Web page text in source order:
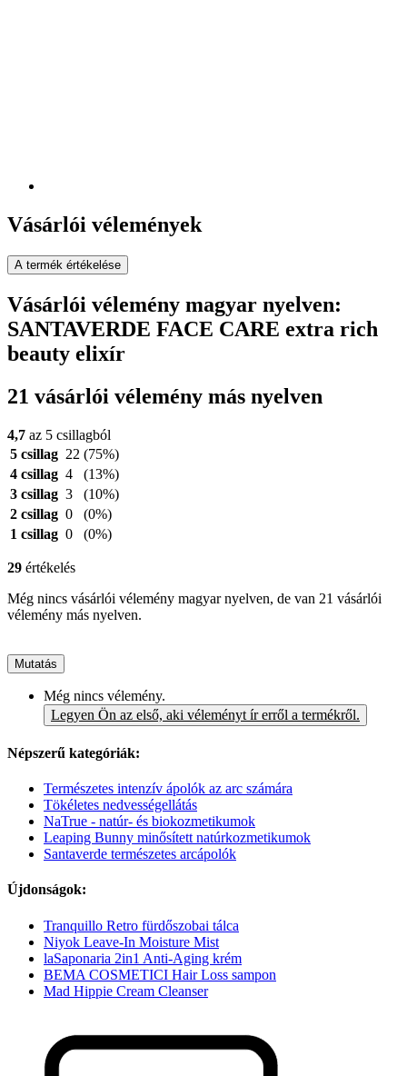
Vásárlói vélemények
A termék értékelése
Vásárlói vélemény magyar nyelven:
SANTAVERDE FACE CARE extra rich
beauty elixír
21 vásárlói vélemény más nyelven
4,7 az 5 csillagból
5 csillag 22 (75%)
4 csillag 4
(13%)
3 csillag 3
(10%)
2 csillag 0
(0%)
1 csillag 0 (0%)
29 értékelés
Még nincs vásárlói vélemény magyar nyelven, de van 21 vásárlói
vélemény más nyelven.
Mutatás
Még nincs vélemény.
Legyen Ön az első, aki véleményt ír erről a termékről.
Népszerű kategóriák:
Természetes intenzív ápolók az arc számára
Tökéletes nedvességellátás
NaTrue - natúr- és biokozmetikumok
Leaping Bunny minősített natúrkozmetikumok
Santaverde természetes arcápolók
Újdonságok:
Tranquillo Retro fürdőszobai tálca
Niyok Leave-In Moisture Mist
laSaponaria 2in1 Anti-Aging krém
BEMA COSMETICI Hair Loss sampon
Mad Hippie Cream Cleanser